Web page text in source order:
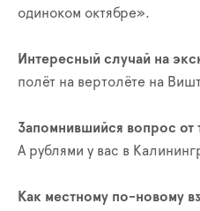
одиноком октябре».
Интересный случай на
полёт на вертолёте на
Запомнившийся вопрос от
А рублями у вас в
Как местному по-новому